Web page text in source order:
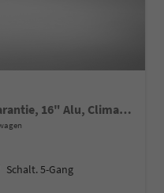
Selection 1.0 TSI 95PS, 5J. Garantie, 16" Alu, Climatronic, Winterpaket, Parksensoren hinten, Nebelscheinwerfer, Tempomat, M-Lederlenkrad, Radio 8" + Wireless Smartlink, LED-Scheinwerfer, Virtual Cockpit
Schalt. 5-Gang